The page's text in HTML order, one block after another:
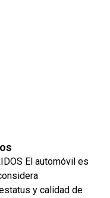
El automóvil es
y calidad de